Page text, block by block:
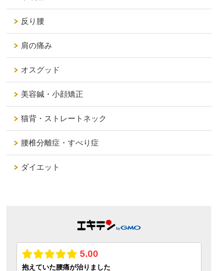
反り腰
肩の痛み
オスグッド
美容鍼・小顔矯正
猫背・ストレートネック
腰椎分離症・すべり症
ダイエット